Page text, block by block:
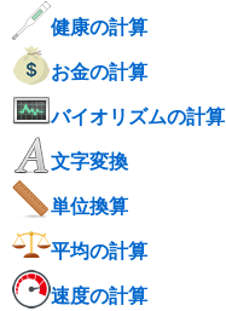
健康の計算
お金の計算
バイオリズムの計算
文字変換
単位換算
平均の計算
速度の計算